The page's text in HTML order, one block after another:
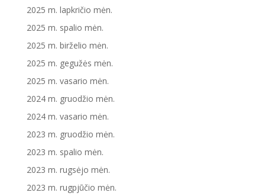
2025 m. lapkričio mėn.
2025 m. spalio mėn.
2025 m. birželio mėn.
2025 m. gegužės mėn.
2025 m. vasario mėn.
2024 m. gruodžio mėn.
2024 m. vasario mėn.
2023 m. gruodžio mėn.
2023 m. spalio mėn.
2023 m. rugsėjo mėn.
2023 m. rugpjūčio mėn.